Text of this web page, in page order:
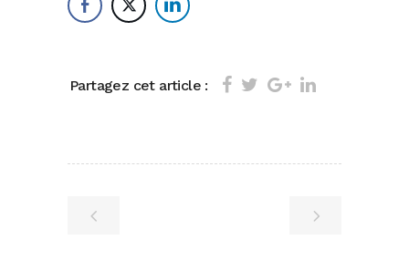
Partagez cet article :